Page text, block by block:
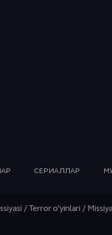
СЕРИАЛЛАР
/ Terror o'yinlari /